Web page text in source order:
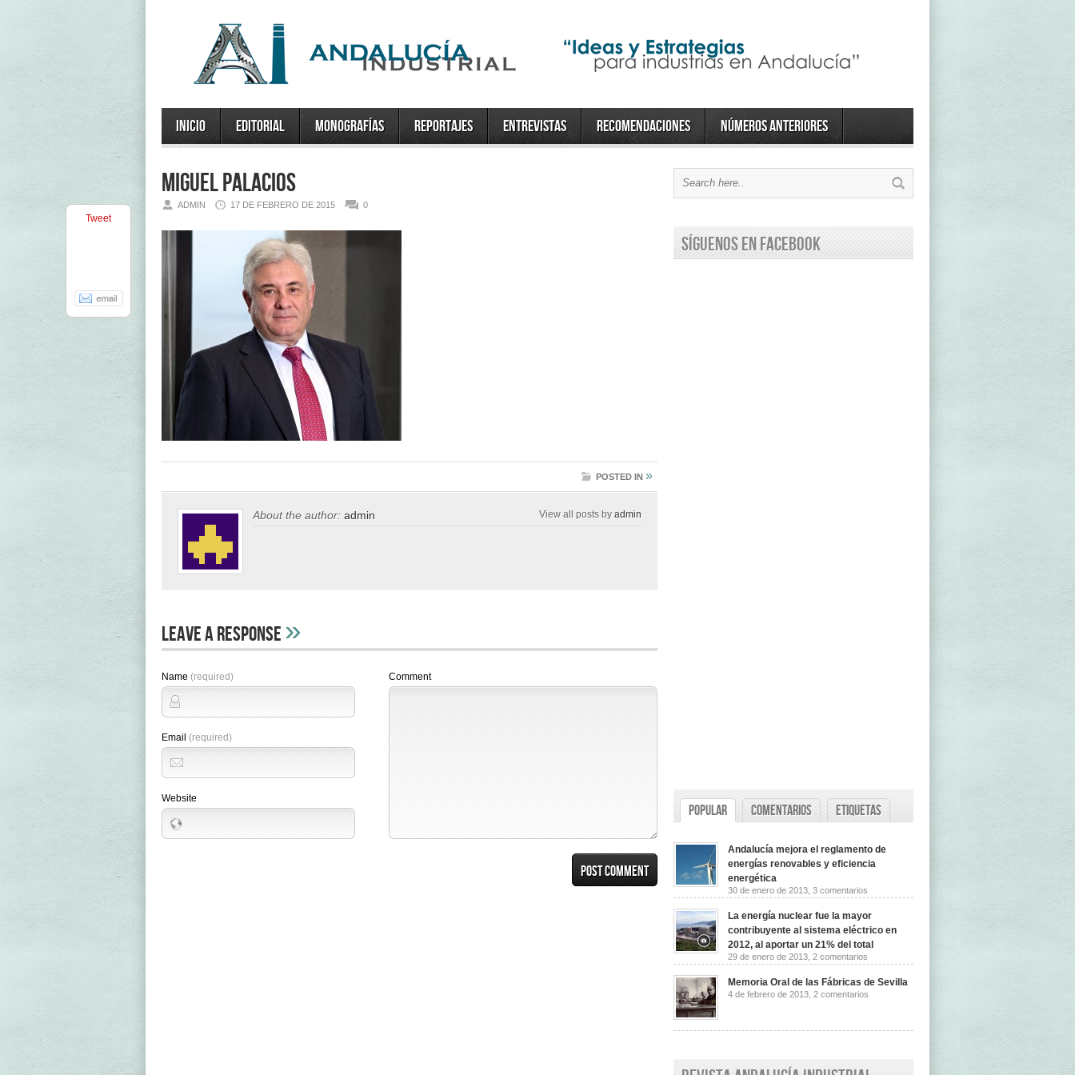
Inicio Editorial Monografías Reportajes Entrevistas Recomendaciones Números anteriores
miguel palacios
ADMIN 17 DE FEBRERO DE 2015 0
Tweet
POSTED IN »
About the author: admin View all posts by admin
Leave A Response»
Name (required)
Email (required)
Website
Comment
Síguenos en Facebook
Popular Comentarios Etiquetas
Andalucía mejora el reglamento de
energías renovables y eficiencia
energética
30 de enero de 2013, 3 comentarios
Andalucía
el
reglamento
energías
y
energética
La energía nuclear fue la mayor
contribuyente al sistema eléctrico en
2012, al aportar un 21% del total
29 de enero de 2013, 2 comentarios
La
nuclear
fue
al
en
2012,
Memoria Oral de las Fábricas de Sevilla
4 de febrero de 2013, 2 comentarios
las
Sevilla